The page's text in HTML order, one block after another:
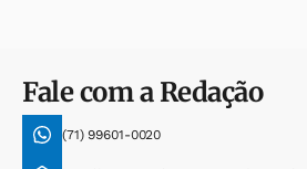
Fale com a Redação
(71) 99601-0020